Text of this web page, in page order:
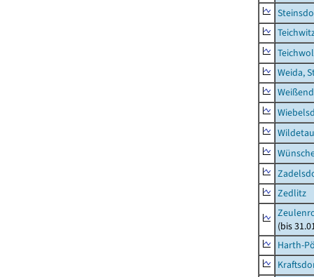
Weida,
Zedlitz
(bis
Harth-